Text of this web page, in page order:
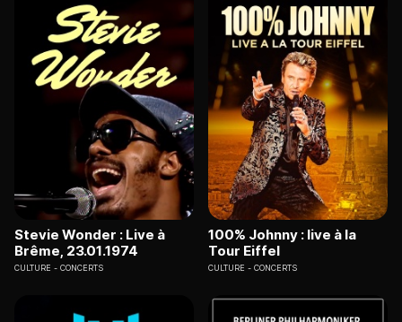
Stevie Wonder : Live à
Brême, 23.01.1974
CULTURE CONCERTS
100% Johnny : live à la
Tour Eiffel
CULTURE CONCERTS